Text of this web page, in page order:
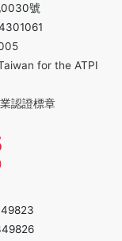
0030號
for the ATPI
認證標章